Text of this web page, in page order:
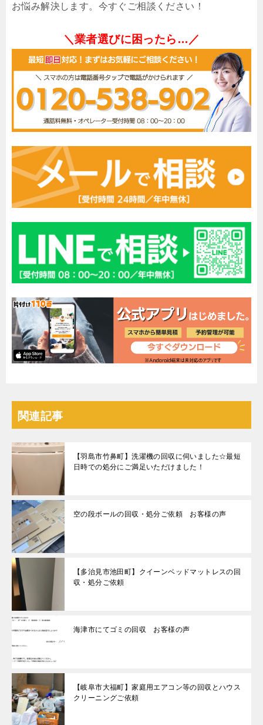
お悩み解決します。今すぐご相談ください！
＼業者選びに困ったら…／
関連記事
【羽島市竹鼻町】洗濯機の回収に伺いました☆最短
日時での処分にご満足いただけました！
空の段ボールの回収・処分ご依頼 お客様の声
【多治見市池田町】クイーンベッドマットレスの回
収・処分ご依頼
海津市にてゴミの回収 お客様の声
【岐阜市大福町】家庭用エアコン等の回収とハウス
クリーニングご依頼